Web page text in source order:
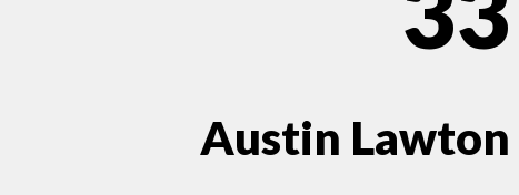
Austin Lawton